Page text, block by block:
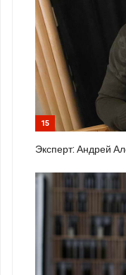
15
Эксперт: Андрей